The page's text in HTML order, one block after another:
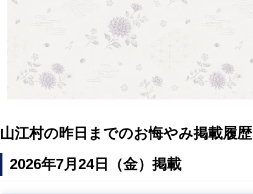
山江村の昨日までのお悔やみ掲載履歴
2026年7月24日（金）掲載